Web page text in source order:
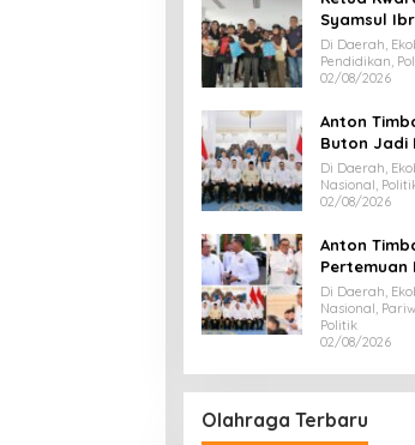
Syamsul
Kontingen
Di Daerah,
Pendidikan,
02/08/2026
Anton
Buton Jadi
Nasional
Di Daerah,
Nasional,
02/08/2026
Anton
Pertemuan
Presiden
Majukan
Di Daerah,
Nasional,
Politik
02/08/2026
Olahraga Terbaru